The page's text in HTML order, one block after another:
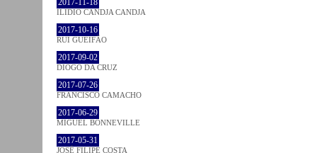
2017-11-18
ILIDIO CANDJA CANDJA
2017-10-16
RUI GUEIFÃO
2017-09-02
DIOGO DA CRUZ
2017-07-26
FRANCISCO CAMACHO
2017-06-29
MIGUEL BONNEVILLE
2017-05-31
JOSÉ FILIPE COSTA